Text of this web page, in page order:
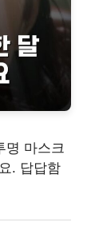
명 마스크
. 답답함